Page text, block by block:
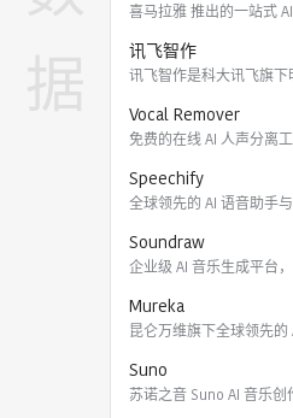
讯飞智作
Vocal Remover
Speechify
Soundraw
Mureka
Suno